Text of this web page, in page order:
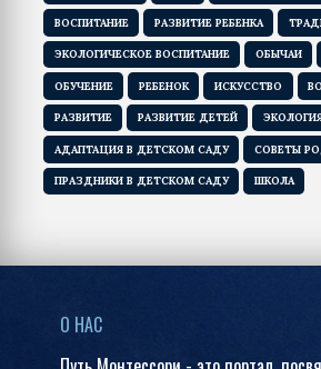
ВОСПИТАНИЕ РАЗВИТИЕ РЕБЕНКА
ЭКОЛОГИЧЕСКОЕ ВОСПИТАНИЕ ОБЫЧАИ
ОБУЧЕНИЕ РЕБЕНОК ИСКУССТВО
РАЗВИТИЕ РАЗВИТИЕ ДЕТЕЙ
АДАПТАЦИЯ В ДЕТСКОМ САДУ СОВЕТЫ
ПРАЗДНИКИ В ДЕТСКОМ САДУ ШКОЛА
О НАС